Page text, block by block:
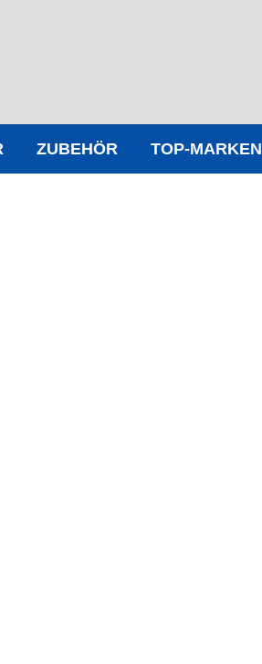
ZUBEHÖR TOP-MARKEN